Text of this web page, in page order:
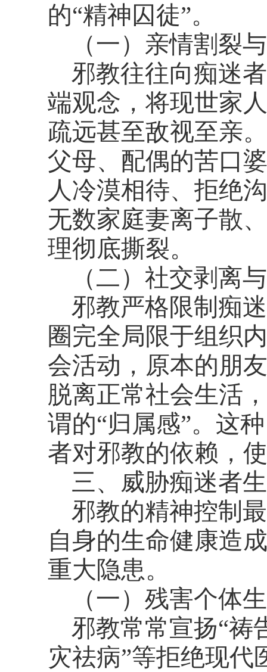
的“精神囚徒”。
（一）亲情割裂
邪教往往向痴迷
端观念，将现世家
疏远甚至敌视至亲
父母、配偶的苦口
人冷漠相待、拒绝
无数家庭妻离子散
理彻底撕裂。
（二）社交剥离
邪教严格限制痴
圈完全局限于组织
会活动，原本的朋
脱离正常社会生活
谓的“归属感”。这
者对邪教的依赖，
三、威胁痴迷者
邪教的精神控制
自身的生命健康造
重大隐患。
（一）残害个体
邪教常常宣扬“祷
灾祛病”等拒绝现